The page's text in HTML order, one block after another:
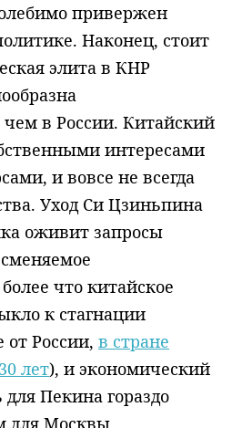
привержен
Наконец, стоит
элита в КНР
в России. Китайский
интересами
и вовсе не всегда
Уход Си Цзиньпина
оживит запросы
что китайское
к стагнации
от России, в стране
лет), и экономический
Пекина гораздо
для Москвы